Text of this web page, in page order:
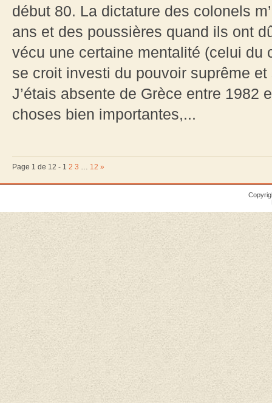
début 80. La dictature des colonels
ans et des poussières quand ils ont
vécu une certaine mentalité (celui du
se croit investi du pouvoir suprême
J’étais absente de Grèce entre 1982
choses bien importantes,...
Page 1 de 12 - 1 2 3 … 12 »